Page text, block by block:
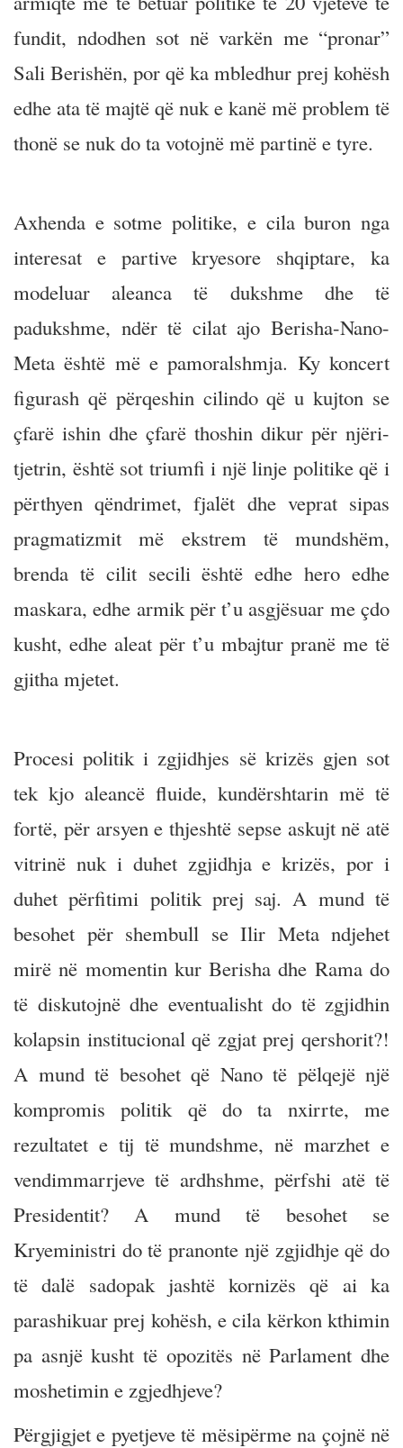
fundit, ndodhen sot në varkën me “pronar”
Sali Berishën, por që ka mbledhur prej kohësh
edhe ata të majtë që nuk e kanë më problem të
thonë se nuk do ta votojnë më partinë e tyre.
Axhenda e sotme politike, e cila buron nga
interesat e partive kryesore shqiptare, ka
modeluar aleanca të dukshme dhe të
padukshme, ndër të cilat ajo Berisha-Nano-
Meta është më e pamoralshmja. Ky koncert
figurash që përqeshin cilindo që u kujton se
çfarë ishin dhe çfarë thoshin dikur për njëri-
tjetrin, është sot triumfi i një linje politike që i
përthyen qëndrimet, fjalët dhe veprat sipas
pragmatizmit më ekstrem të mundshëm,
brenda të cilit secili është edhe hero edhe
maskara, edhe armik për t’u asgjësuar me çdo
kusht, edhe aleat për t’u mbajtur pranë me të
gjitha mjetet.
Procesi politik i zgjidhjes së krizës gjen sot
tek kjo aleancë fluide, kundërshtarin më të
fortë, për arsyen e thjeshtë sepse askujt në atë
vitrinë nuk i duhet zgjidhja e krizës, por i
duhet përfitimi politik prej saj. A mund të
besohet për shembull se Ilir Meta ndjehet
mirë në momentin kur Berisha dhe Rama do
të diskutojnë dhe eventualisht do të zgjidhin
kolapsin institucional që zgjat prej qershorit?!
A mund të besohet që Nano të pëlqejë një
kompromis politik që do ta nxirrte, me
rezultatet e tij të mundshme, në marzhet e
vendimmarrjeve të ardhshme, përfshi atë të
Presidentit? A mund të besohet se
Kryeministri do të pranonte një zgjidhje që do
të dalë sadopak jashtë kornizës që ai ka
parashikuar prej kohësh, e cila kërkon kthimin
pa asnjë kusht të opozitës në Parlament dhe
moshetimin e zgjedhjeve?
Përgjigjet e pyetjeve të mësipërme na çojnë në